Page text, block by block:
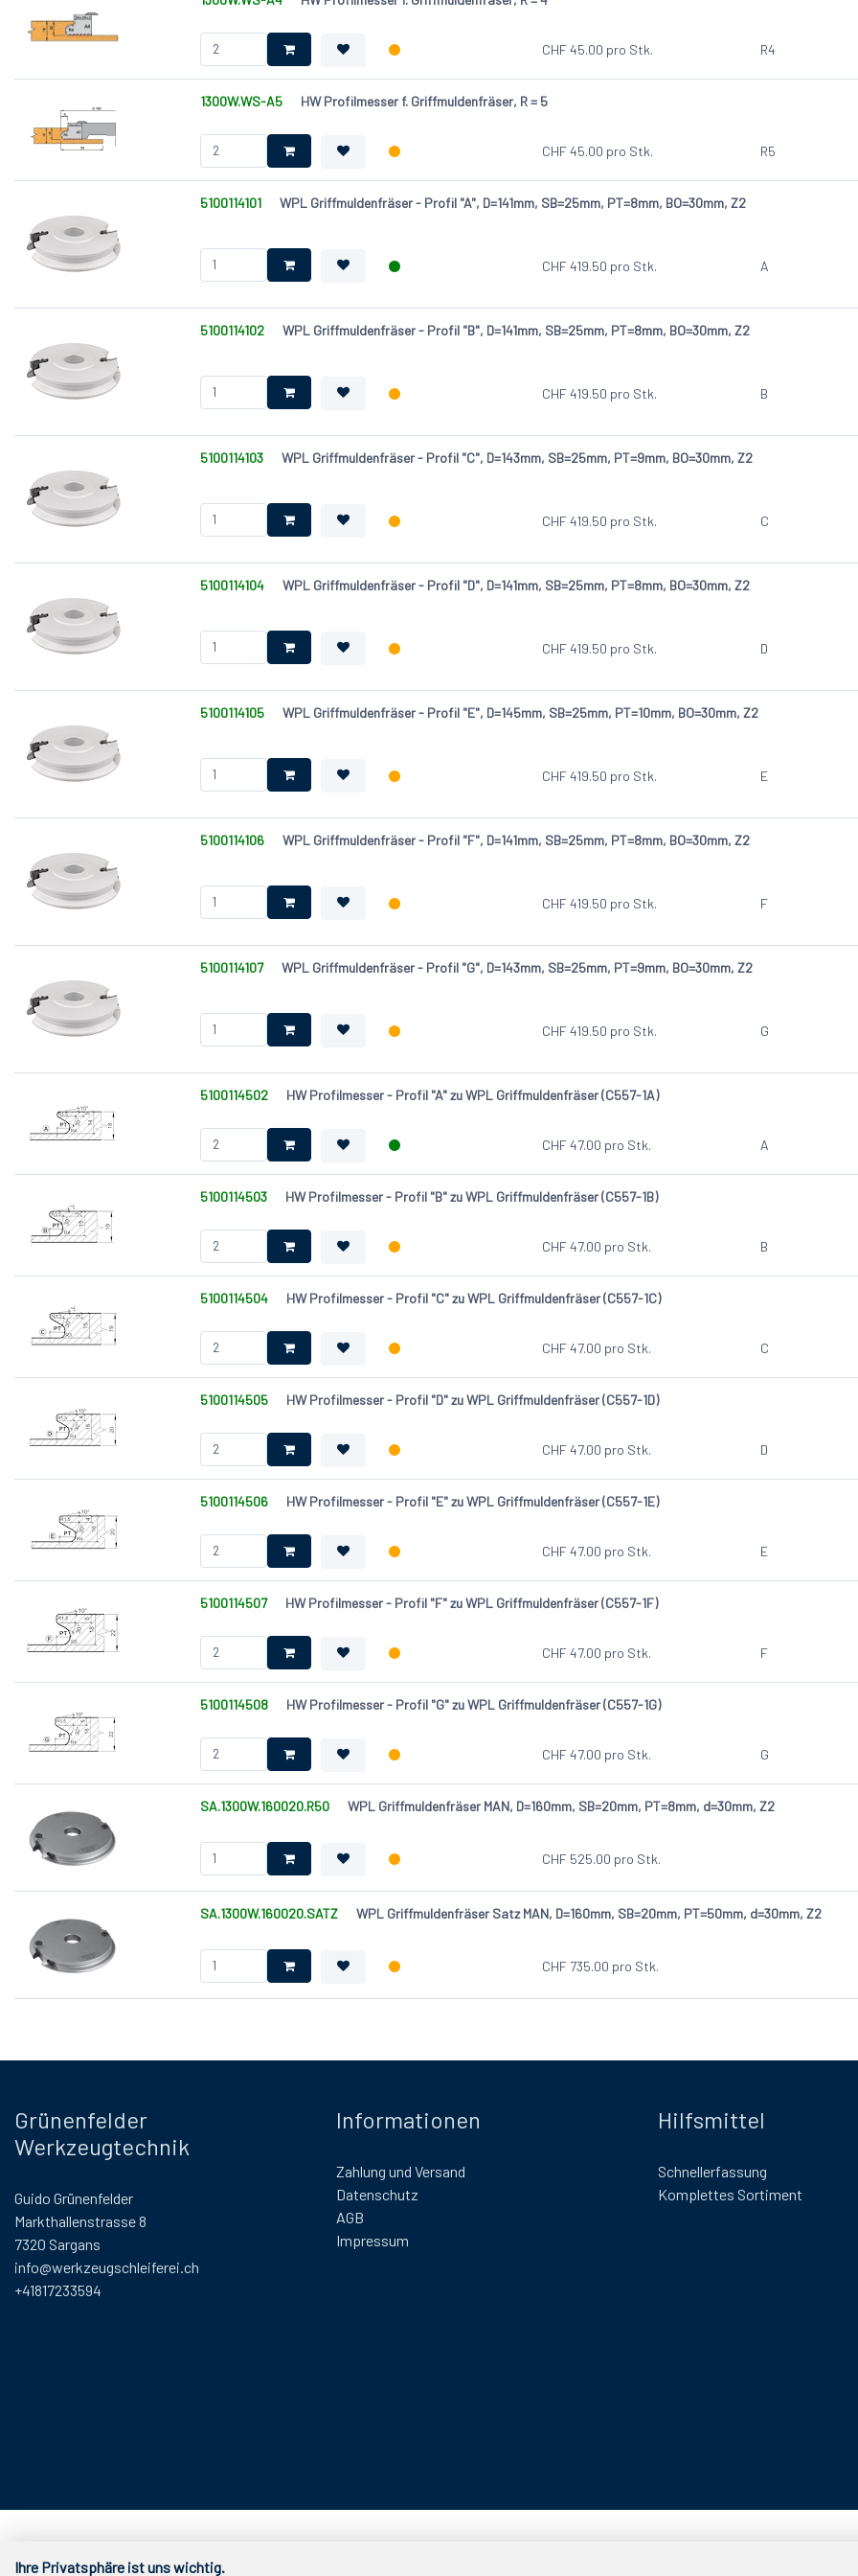
Schnittbreite, Breite (B) [mm]
Profiltiefe (PT) [mm]
CHF45.00 pro Stk. R4
1300W.WS-A5 HW Profilmesser f. Griffmuldenfräser, R = 5
CHF45.00 pro Stk. R5
5100114101 WPL Griffmuldenfräser - Profil "A", D=141mm, SB=25mm, PT=8mm, BO=30mm, Z2
CHF419.50 pro Stk. A
5100114102 WPL Griffmuldenfräser - Profil "B", D=141mm, SB=25mm, PT=8mm, BO=30mm, Z2
CHF419.50 pro Stk. B
5100114103 WPL Griffmuldenfräser - Profil "C", D=143mm, SB=25mm, PT=9mm, BO=30mm, Z2
CHF419.50 pro Stk. C
5100114104 WPL Griffmuldenfräser - Profil "D", D=141mm, SB=25mm, PT=8mm, BO=30mm, Z2
CHF419.50 pro Stk. D
5100114105 WPL Griffmuldenfräser - Profil "E", D=145mm, SB=25mm, PT=10mm, BO=30mm, Z2
CHF419.50 pro Stk. E
5100114106 WPL Griffmuldenfräser - Profil "F", D=141mm, SB=25mm, PT=8mm, BO=30mm, Z2
CHF419.50 pro Stk. F
5100114107 WPL Griffmuldenfräser - Profil "G", D=143mm, SB=25mm, PT=9mm, BO=30mm, Z2
CHF419.50 pro Stk. G
5100114502 HW Profilmesser - Profil "A" zu WPL Griffmuldenfräser (C557-1A)
CHF47.00 pro Stk. A
5100114503 HW Profilmesser - Profil "B" zu WPL Griffmuldenfräser (C557-1B)
CHF47.00 pro Stk. B
5100114504 HW Profilmesser - Profil "C" zu WPL Griffmuldenfräser (C557-1C)
CHF47.00 pro Stk. C
5100114505 HW Profilmesser - Profil "D" zu WPL Griffmuldenfräser (C557-1D)
CHF47.00 pro Stk. D
5100114506 HW Profilmesser - Profil "E" zu WPL Griffmuldenfräser (C557-1E)
CHF47.00 pro Stk. E
5100114507 HW Profilmesser - Profil "F" zu WPL Griffmuldenfräser (C557-1F)
CHF47.00 pro Stk. F
5100114508 HW Profilmesser - Profil "G" zu WPL Griffmuldenfräser (C557-1G)
CHF47.00 pro Stk. G
SA.1300W.160020.R50 WPL Griffmuldenfräser MAN, D=160mm, SB=20mm, PT=8mm, d=30mm, Z2
CHF 525.00 pro Stk.
SA.1300W.160020.SATZ WPL Griffmuldenfräser Satz MAN, D=160mm, SB=20mm, PT=50mm, d=30mm, Z2
CHF 735.00 pro Stk.
Grünenfelder
Werkzeugtechnik
Guido Grünenfelder
Markthallenstrasse 8
7320 Sargans
info@werkzeugschleiferei.ch
+41817233594
Informationen
Zahlung und Versand
Datenschutz
AGB
Impressum
Hilfsmittel
Schnellerfassung
Komplettes Sortiment
Ihre Privatsphäre ist uns wichtig.